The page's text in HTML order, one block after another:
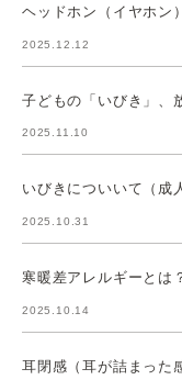
ヘッドホン（イヤホン
2025.12.12
子どもの「いびき」、
2025.11.10
いびきについいて（成
2025.10.31
寒暖差アレルギーとは
2025.10.14
耳閉感（耳が詰まった